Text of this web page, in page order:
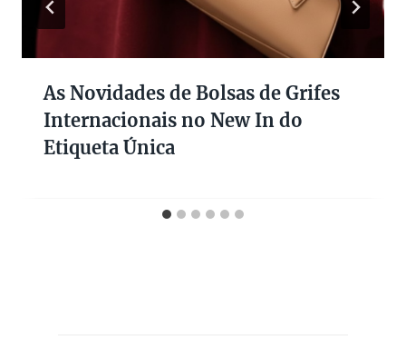
As Novidades de Bolsas de Grifes
Internacionais no New In do
Etiqueta Única